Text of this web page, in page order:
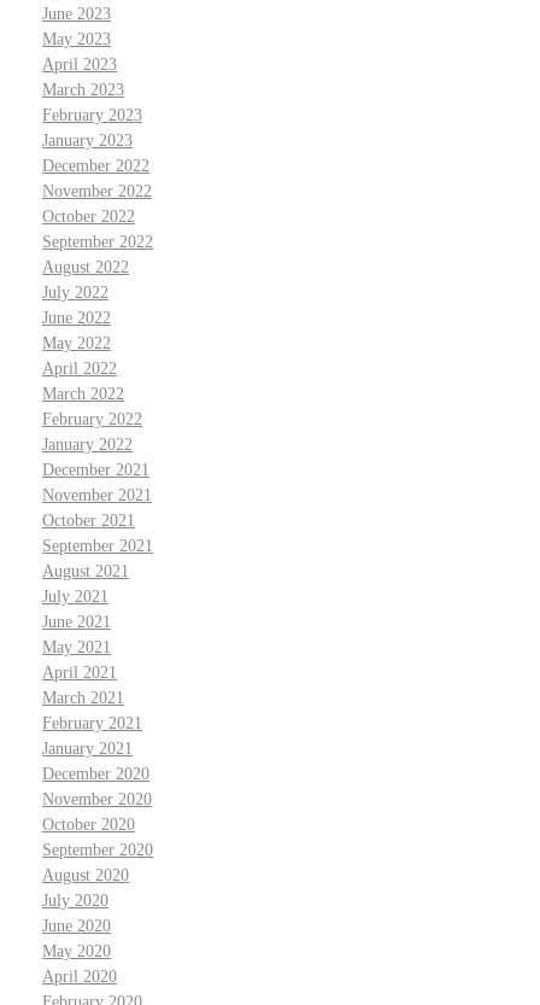
June 2023
May 2023
April 2023
March 2023
February 2023
January 2023
December 2022
November 2022
October 2022
September 2022
August 2022
July 2022
June 2022
May 2022
April 2022
March 2022
February 2022
January 2022
December 2021
November 2021
October 2021
September 2021
August 2021
July 2021
June 2021
May 2021
April 2021
March 2021
February 2021
January 2021
December 2020
November 2020
October 2020
September 2020
August 2020
July 2020
June 2020
May 2020
April 2020